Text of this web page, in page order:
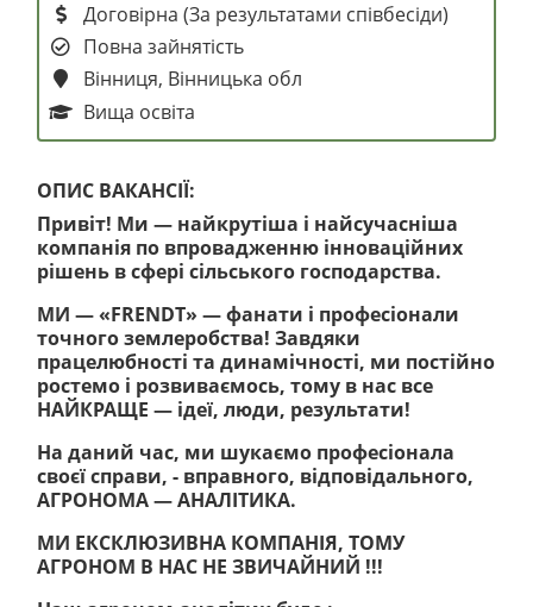
Договірна (За результатами співбесіди)
Повна зайнятість
Вінниця, Вінницька обл
Вища освіта
ОПИС ВАКАНСІЇ:
Привіт! Ми — найкрутіша і найсучасніша
компанія по впровадженню інноваційних
рішень в сфері сільського господарства.
МИ — «FRENDT» — фанати і професіонали
точного землеробства! Завдяки
працелюбності та динамічності, ми постійно
ростемо і розвиваємось, тому в нас все
НАЙКРАЩЕ — ідеї, люди, результати!
На даний час, ми шукаємо професіонала
своєї справи, - вправного, відповідального,
АГРОНОМА — АНАЛІТИКА.
МИ ЕКСКЛЮЗИВНА КОМПАНІЯ, ТОМУ
АГРОНОМ В НАС НЕ ЗВИЧАЙНИЙ !!!